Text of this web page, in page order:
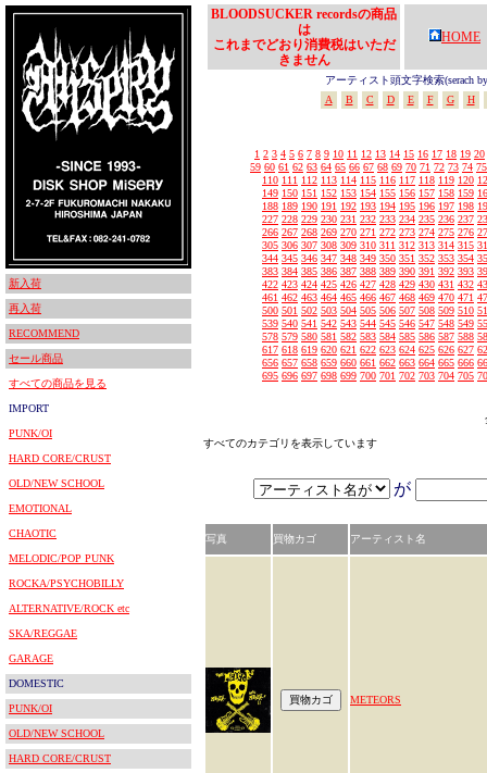
新入荷
再入荷
RECOMMEND
セール商品
すべての商品を見る
IMPORT
PUNK/OI
HARD CORE/CRUST
OLD/NEW SCHOOL
EMOTIONAL
CHAOTIC
MELODIC/POP PUNK
ROCKA/PSYCHOBILLY
ALTERNATIVE/ROCK etc
SKA/REGGAE
GARAGE
DOMESTIC
PUNK/OI
OLD/NEW SCHOOL
HARD CORE/CRUST
BLOODSUCKER recordsの商品
は
これまでどおり消費税はいただ
きません
HOME
アーティスト頭文字検索(serach
A
B C D E F G H
1 2 3 4 5 6 7 8 9 10 11 12 13 14 15 16 17 18 19 20
59 60 61 62 63 64 65 66 67 68 69 70 71 72 73 74 75
110 111 112 113 114 115 116 117 118 119 120
149 150 151 152 153 154 155 156 157 158 159
188 189 190 191 192 193 194 195 196 197 198
227 228 229 230 231 232 233 234 235 236 237
266 267 268 269 270 271 272 273 274 275 276
305 306 307 308 309 310 311 312 313 314 315
344 345 346 347 348 349 350 351 352 353 354
383 384 385 386 387 388 389 390 391 392 393
422 423 424 425 426 427 428 429 430 431 432
461 462 463 464 465 466 467 468 469 470 471
500 501 502 503 504 505 506 507 508 509 510
539 540 541 542 543 544 545 546 547 548 549
578 579 580 581 582 583 584 585 586 587 588
617 618 619 620 621 622 623 624 625 626 627
656 657 658 659 660 661 662 663 664 665 666
695 696 697 698 699 700 701 702 703 704 705
すべてのカテゴリを表示しています
が
写真 買物カゴ アーティスト名
METEORS